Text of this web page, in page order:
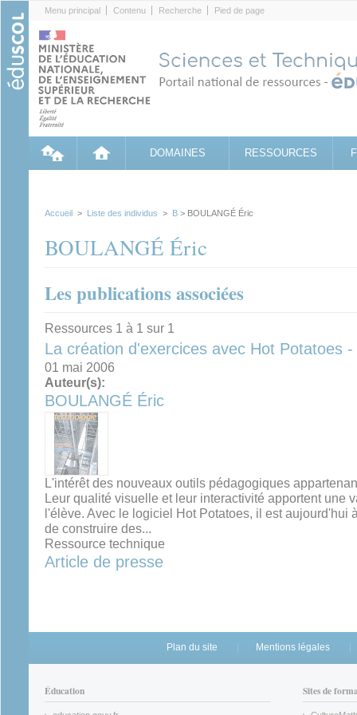
Menu principal Contenu Recherche Pied de page
DOMAINES RESSOURCES
Accueil > Liste des individus > B > BOULANGÉ Éric
BOULANGÉ Éric
Les publications associées
Ressources 1 à 1 sur 1
La création d'exercices avec Hot Potatoes
01 mai 2006
Auteur(s):
BOULANGÉ Éric
L'intérêt des nouveaux outils pédagogiques
Leur qualité visuelle et leur interactivité apportent une
l'élève. Avec le logiciel Hot Potatoes, il est aujourd'hui
de construire des...
Ressource technique
Article de presse
Plan du site Mentions légales
Éducation Sites de